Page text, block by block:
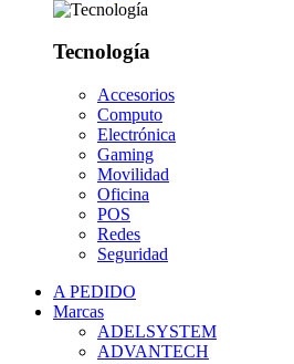
Tecnología
Accesorios
Computo
Electrónica
Gaming
Movilidad
Oficina
POS
Redes
Seguridad
A PEDIDO
Marcas
ADELSYSTEM
ADVANTECH